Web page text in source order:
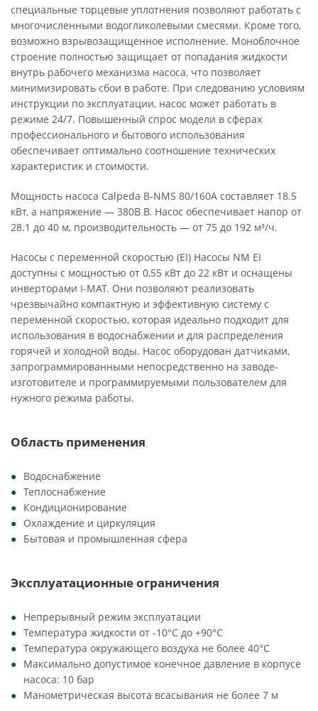
специальные торцевые уплотнения позволяют работать с
многочисленными водогликолевыми смесями. Кроме того,
возможно взрывозащищенное исполнение. Моноблочное
строение полностью защищает от попадания жидкости
внутрь рабочего механизма насоса, что позволяет
минимизировать сбои в работе. При следованию условиям
инструкции по эксплуатации, насос может работать в
режиме 24/7. Повышенный спрос модели в сферах
профессионального и бытового использования
обеспечивает оптимально соотношение технических
характеристик и стоимости.
Мощность насоса Calpeda B-NMS 80/160A составляет 18.5
кВт, а напряжение — 380В В. Насос обеспечивает напор от
28.1 до 40 м, производительность — от 75 до 192 м³/ч.
Насосы с переменной скоростью (EI) Насосы NM EI
доступны с мощностью от 0,55 кВт до 22 кВт и оснащены
инверторами I-MAT. Они позволяют реализовать
чрезвычайно компактную и эффективную систему с
переменной скоростью, которая идеально подходит для
использования в водоснабжении и для распределения
горячей и холодной воды. Насос оборудован датчиками,
запрограммированными непосредственно на заводе-
изготовителе и программируемыми пользователем для
нужного режима работы.
Область применения
Водоснабжение
Теплоснабжение
Кондиционирование
Охлаждение и циркуляция
Бытовая и промышленная сфера
Эксплуатационные ограничения
Непрерывный режим эксплуатации
Температура жидкости от -10°C до +90°C
Температура окружающего воздуха не более 40°C
Максимально допустимое конечное давление в корпусе
насоса: 10 бар
Манометрическая высота всасывания не более 7 м